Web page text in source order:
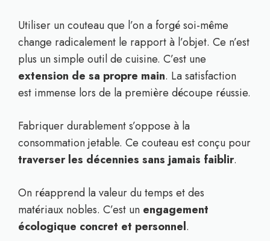
Utiliser un couteau que l’on a forgé soi-même
change radicalement le rapport à l’objet. Ce n’est
plus un simple outil de cuisine. C’est une
extension de sa propre main. La satisfaction
est immense lors de la première découpe réussie.
Fabriquer durablement s’oppose à la
consommation jetable. Ce couteau est conçu pour
traverser les décennies sans jamais faiblir.
On réapprend la valeur du temps et des
matériaux nobles. C’est un engagement
écologique concret et personnel.